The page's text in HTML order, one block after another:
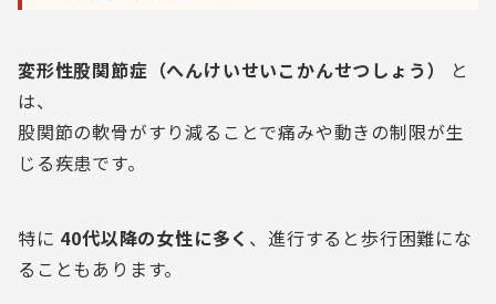
変形性股関節症（へんけいせいこかんせつしょう）
と
は、
股関節の軟骨がすり減ることで痛みや動きの制限が生
じる疾患です。
特に 40代以降の女性に多く 、進行すると歩行困難にな
ることもあります。